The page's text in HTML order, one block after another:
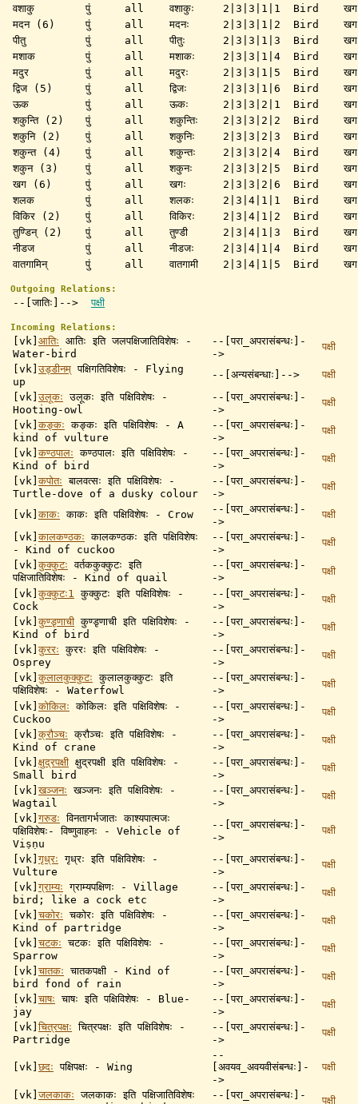
वशाकु
पुं all वशाकुः 2|3|3|1|1 Bird
मदन (6)
पुं all मदनः 2|3|3|1|2 Bird
पीतु
पुं all पीतुः 2|3|3|1|3 Bird
मशाक
पुं all मशाकः 2|3|3|1|4 Bird
मदुर
पुं all मदुरः 2|3|3|1|5 Bird
द्विज (5)
पुं all द्विजः 2|3|3|1|6 Bird
ऊक
पुं all ऊकः 2|3|3|2|1 Bird
शकुन्ति (2)
पुं all शकुन्तिः 2|3|3|2|2 Bird
शकुनि (2)
पुं all शकुनिः 2|3|3|2|3 Bird
शकुन्त (4)
पुं all शकुन्तः 2|3|3|2|4 Bird
शकुन (3)
पुं all शकुनः 2|3|3|2|5 Bird
खग (6)
पुं all खगः 2|3|3|2|6 Bird
शलक
पुं all शलकः 2|3|4|1|1 Bird
विकिर (2)
पुं all विकिरः 2|3|4|1|2 Bird
तुण्डिन् (2)
पुं all तुण्डी 2|3|4|1|3 Bird
नीडज
पुं all नीडजः 2|3|4|1|4 Bird
वातगामिन्
पुं all वातगामी 2|3|4|1|5 Bird
Outgoing Relations:
--[जातिः]--> पक्षी
Incoming Relations:
[vk] आतिः आतिः इति जलपक्षिजातिविशेषः -
Water-bird
--[परा_अपरासंबन्धः]-
->
पक्षी
[vk]उड्डीनम् पक्षिगतिविशेषः - Flying
up
--[अन्यसंबन्धाः]-->
पक्षी
[vk]उलूकः उलूकः इति पक्षिविशेषः -
Hooting-owl
--[परा_अपरासंबन्धः]-
->
पक्षी
[vk]कङ्कः कङ्कः इति पक्षिविशेषः - A
kind of vulture
--[परा_अपरासंबन्धः]-
->
पक्षी
[vk]कण्ठपालः कण्ठपालः इति पक्षिविशेषः -
Kind of bird
--[परा_अपरासंबन्धः]-
->
पक्षी
[vk]कपोतः बालवत्सः इति पक्षिविशेषः -
Turtle-dove of a dusky colour
--[परा_अपरासंबन्धः]-
->
पक्षी
[vk]काकः काकः इति पक्षिविशेषः - Crow
--[परा_अपरासंबन्धः]-
->
पक्षी
[vk]कालकण्ठकः कालकण्ठकः इति पक्षिविशेषः
- Kind of cuckoo
--[परा_अपरासंबन्धः]-
->
पक्षी
[vk]कुक्कुटः वर्तककुक्कुटः इति
पक्षिजातिविशेषः - Kind of quail
--[परा_अपरासंबन्धः]-
->
पक्षी
[vk]कुक्कुटः1 कुक्कुटः इति पक्षिविशेषः -
Cock
--[परा_अपरासंबन्धः]-
->
पक्षी
[vk]कुण्डृणाची कुण्डृणाची इति पक्षिविशेषः -
Kind of bird
--[परा_अपरासंबन्धः]-
->
पक्षी
[vk]कुररः कुररः इति पक्षिविशेषः -
Osprey
--[परा_अपरासंबन्धः]-
->
पक्षी
[vk]कुलालकुक्कुटः कुलालकुक्कुटः इति
पक्षिविशेषः - Waterfowl
--[परा_अपरासंबन्धः]-
->
पक्षी
[vk]कोकिलः कोकिलः इति पक्षिविशेषः -
Cuckoo
--[परा_अपरासंबन्धः]-
->
पक्षी
[vk]क्रौञ्चः क्रौञ्चः इति पक्षिविशेषः -
Kind of crane
--[परा_अपरासंबन्धः]-
->
पक्षी
[vk] क्षुद्रपक्षी क्षुद्रपक्षी इति पक्षिविशेषः -
Small bird
--[परा_अपरासंबन्धः]-
->
पक्षी
[vk]खञ्जनः खञ्जनः इति पक्षिविशेषः -
Wagtail
--[परा_अपरासंबन्धः]-
->
पक्षी
[vk]गरुडः विनतागर्भजातः काश्यपात्मजः
पक्षिविशेषः- विष्णुवाहनः - Vehicle of
Viṣṇu
--[परा_अपरासंबन्धः]-
->
पक्षी
[vk]गृध्रः गृध्रः इति पक्षिविशेषः -
Vulture
--[परा_अपरासंबन्धः]-
->
पक्षी
[vk]ग्राम्यः ग्राम्यपक्षिणः - Village
bird; like a cock etc
--[परा_अपरासंबन्धः]-
->
पक्षी
[vk]चकोरः चकोरः इति पक्षिविशेषः -
Kind of partridge
--[परा_अपरासंबन्धः]-
->
पक्षी
[vk]चटकः चटकः इति पक्षिविशेषः -
Sparrow
--[परा_अपरासंबन्धः]-
->
पक्षी
[vk]चातकः चातकपक्षी - Kind of
bird fond of rain
--[परा_अपरासंबन्धः]-
->
पक्षी
[vk]चाषः चाषः इति पक्षिविशेषः - Blue-
jay
--[परा_अपरासंबन्धः]-
->
पक्षी
[vk]चित्रपक्षः चित्रपक्षः इति पक्षिविशेषः -
Partridge
--[परा_अपरासंबन्धः]-
->
पक्षी
[vk]छदः पक्षिपक्षः - Wing
--
[अवयव_अवयवीसंबन्धः]-
->
पक्षी
[vk]जलकाकः जलकाकः इति पक्षिजातिविशेषः
--[परा_अपरासंबन्धः]-
पक्षी